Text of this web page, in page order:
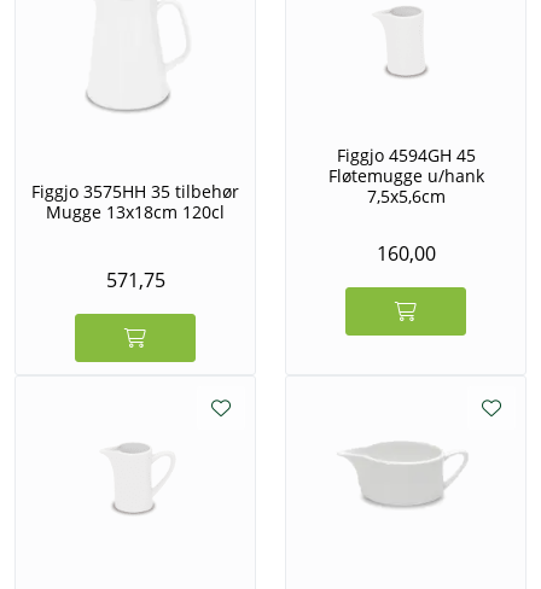
Figgjo 3575HH 35 tilbehør
Mugge 13x18cm 120cl
571,75
Figgjo 4594GH 45
Fløtemugge u/hank
7,5x5,6cm
160,00